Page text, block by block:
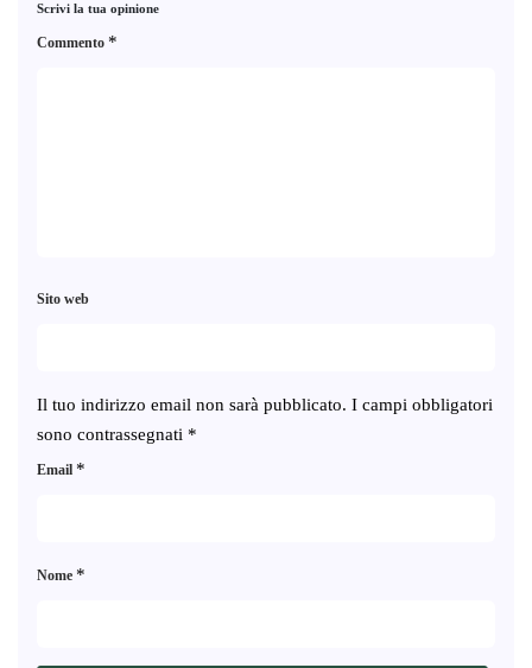
Scrivi la tua opinione
Il tuo indirizzo email non sarà pubblicato. I campi obbligatori
sono contrassegnati *
Commento *
Nome *
Email *
Sito web